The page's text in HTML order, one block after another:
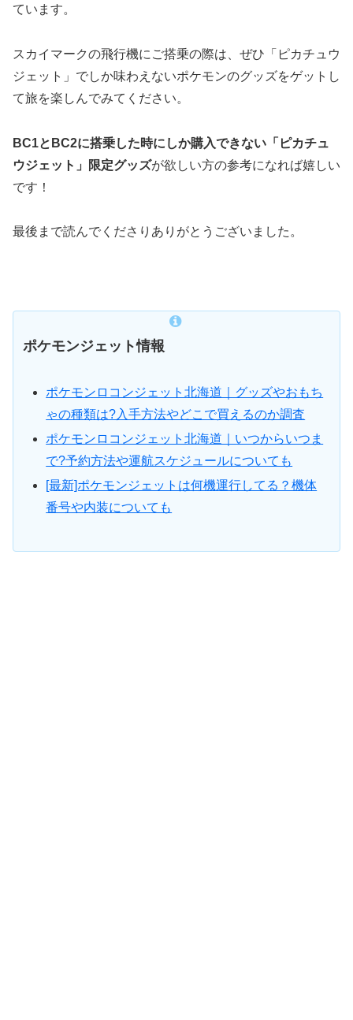
ています。
スカイマークの飛行機にご搭乗の際は、ぜひ「ピカチュウ
ジェット」でしか味わえないポケモンのグッズをゲットし
て旅を楽しんでみてください。
BC1とBC2に搭乗した時にしか購入できない「ピカチュ
ウジェット」限定グッズが欲しい方の参考になれば嬉しい
です！
最後まで読んでくださりありがとうございました。
ポケモンジェット情報
ポケモンロコンジェット北海道｜グッズやおもち
ゃの種類は?入手方法やどこで買えるのか調査
ポケモンロコンジェット北海道｜いつからいつま
で?予約方法や運航スケジュールについても
[最新]ポケモンジェットは何機運行してる？機体
番号や内装についても